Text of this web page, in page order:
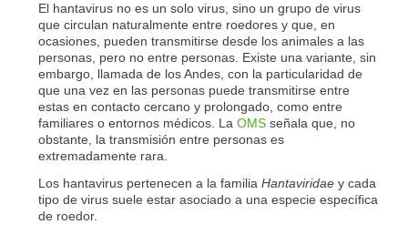
El hantavirus no es un solo virus, sino un grupo de virus
que circulan naturalmente entre roedores y que, en
ocasiones, pueden transmitirse desde los animales a las
personas, pero no entre personas. Existe una variante, sin
embargo, llamada de los Andes, con la particularidad de
que una vez en las personas puede transmitirse entre
estas en contacto cercano y prolongado, como entre
familiares o entornos médicos. La OMS señala que, no
obstante, la transmisión entre personas es
extremadamente rara.
Los hantavirus pertenecen a la familia Hantaviridae y cada
tipo de virus suele estar asociado a una especie específica
de roedor.